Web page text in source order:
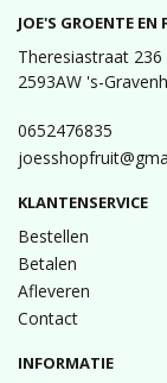
JOE'S GROENTE EN
Theresiastraat 236
2593AW 's-
0652476835
KLANTENSERVICE
Bestellen
Betalen
Afleveren
Contact
INFORMATIE